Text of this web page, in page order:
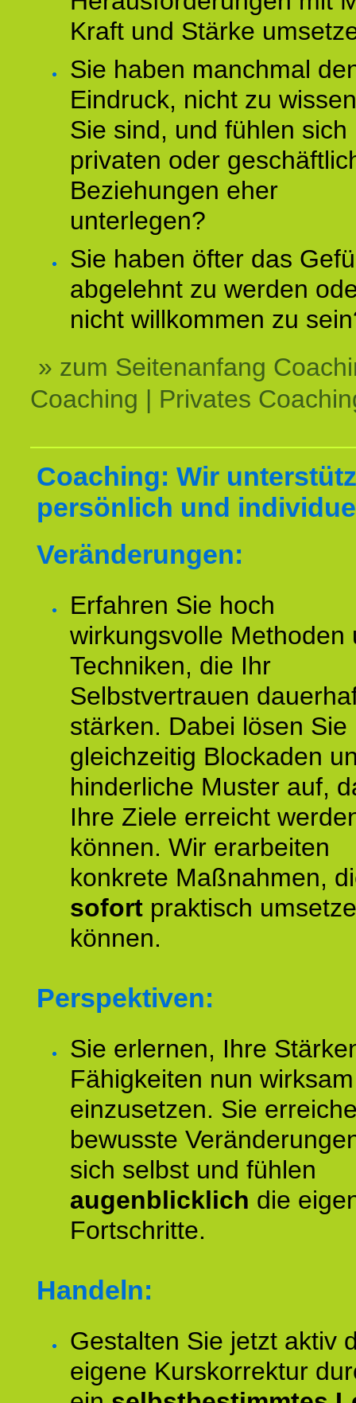
Kraft und Stärke
Sie haben manchmal
Eindruck, nicht zu
Sie sind, und fühlen sich
privaten oder
Beziehungen eher
unterlegen?
Sie haben öfter das
abgelehnt zu werden
nicht willkommen zu
» zum Seitenanfang
Coaching | Privates
Coaching: Wir
persönlich und
Veränderungen:
Erfahren Sie hoch
wirkungsvolle Methoden
Techniken, die Ihr
Selbstvertrauen
stärken. Dabei lösen Sie
gleichzeitig Blockaden
hinderliche Muster auf,
Ihre Ziele erreicht
können. Wir erarbeiten
konkrete Maßnahmen,
sofort praktisch
können.
Perspektiven:
Sie erlernen, Ihre
Fähigkeiten nun wirksam
einzusetzen. Sie
bewusste
sich selbst und fühlen
augenblicklich die
Fortschritte.
Handeln:
Gestalten Sie jetzt aktiv
eigene Kurskorrektur